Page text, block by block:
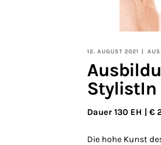
12. AUGUST 2021
StylistIn
Dauer 130 EH | €
Die hohe Kunst